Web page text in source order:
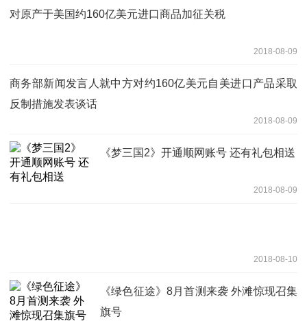
对原产于美国约160亿美元进口商品加征关税
2018-08-09
商务部新闻发言人就中方对约160亿美元自美进口产品采取
反制措施发表谈话
2018-08-09
《梦三国2》开通顺网账号 还有礼包相送
2018-08-09
2018-08-10
《绿色征途》8月首测来袭 外滩惊现召集
旗号